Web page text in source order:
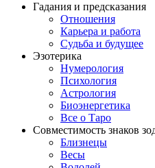
Гадания и предсказания
Отношения
Карьера и работа
Cудьба и будущее
Эзотерика
Нумерология
Психология
Астрология
Биоэнергетика
Все о Таро
Совместимость знаков
Близнецы
Весы